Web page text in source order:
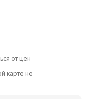
от цен
карте не